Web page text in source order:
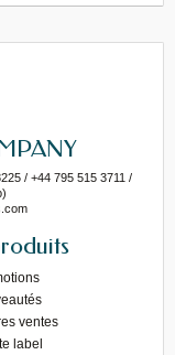
/ +44 795 515 3711 /
ventes
label